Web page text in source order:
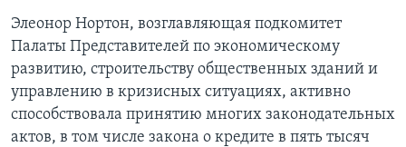
Элеонор Нортон, возглавляющая подкомитет
Палаты Представителей по экономическому
развитию, строительству общественных зданий и
управлению в кризисных ситуациях, активно
способствовала принятию многих законодательных
актов, в том числе закона о кредите в пять тысяч